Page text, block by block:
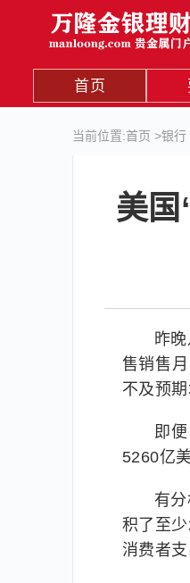
首页
当前位置:首页 >银行
美国
昨
售销售
不及预
即
5260亿
有
积了至
消费者